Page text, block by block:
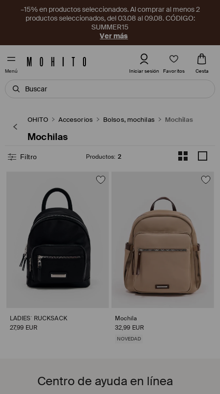
–15% en productos seleccionados. Al comprar al menos 2
productos seleccionados, del 03.08 al 09.08. CÓDIGO:
SUMMER15
Ver más
Menú Iniciar sesión Favoritos Cesta
MOHITO Accesorios Bolsos, mochilas Mochilas
Mochilas
Filtro Productos: 2
LADIES` RUCKSACK
27,99 EUR
Mochila
32,99 EUR
NOVEDAD
Centro de ayuda en línea